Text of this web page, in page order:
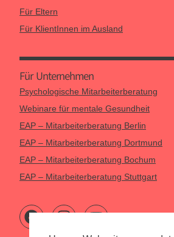
Für Eltern
Für KlientInnen im Ausland
Für Unternehmen
Psychologische Mitarbeiterberatung
Webinare für mentale Gesundheit
EAP – Mitarbeiterberatung Berlin
EAP – Mitarbeiterberatung Dortmund
EAP – Mitarbeiterberatung Bochum
EAP – Mitarbeiterberatung Stuttgart